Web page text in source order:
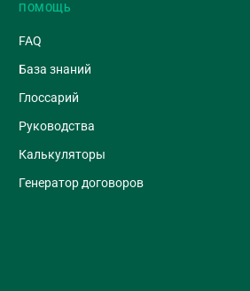
ПОМОЩЬ
FAQ
База знаний
Глоссарий
Руководства
Калькуляторы
Генератор договоров